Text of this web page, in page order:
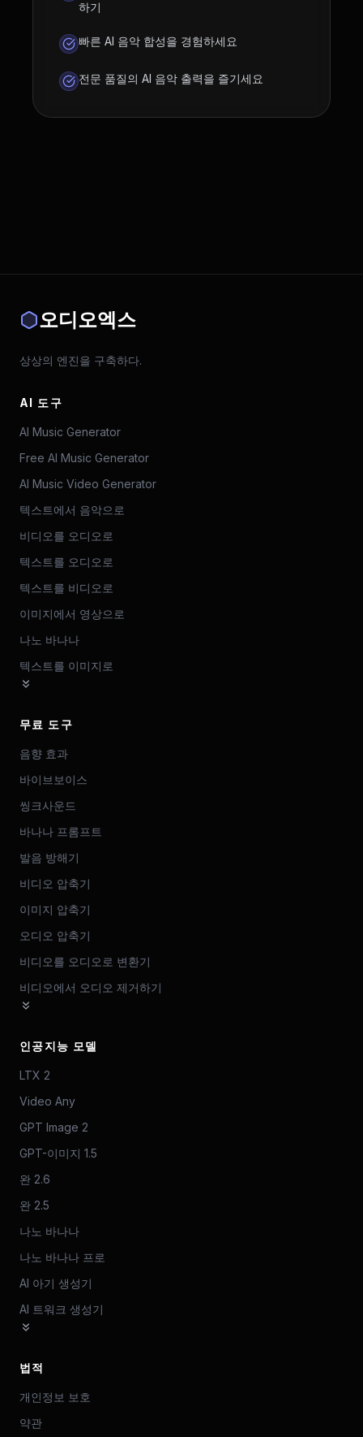
하기
빠른 AI 음악 합성을 경험하세요
전문 품질의 AI 음악 출력을 즐기세요
오디오엑스
상상의 엔진을 구축하다.
AI 도구
AI Music Generator
Free AI Music Generator
AI Music Video Generator
텍스트에서 음악으로
비디오를 오디오로
텍스트를 오디오로
텍스트를 비디오로
이미지에서 영상으로
나노 바나나
텍스트를 이미지로
무료 도구
음향 효과
바이브보이스
씽크사운드
바나나 프롬프트
발음 방해기
비디오 압축기
이미지 압축기
오디오 압축기
비디오를 오디오로 변환기
비디오에서 오디오 제거하기
인공지능 모델
LTX 2
Video Any
GPT Image 2
GPT-이미지 1.5
완 2.6
완 2.5
나노 바나나
나노 바나나 프로
AI 아기 생성기
AI 트워크 생성기
법적
개인정보 보호
약관